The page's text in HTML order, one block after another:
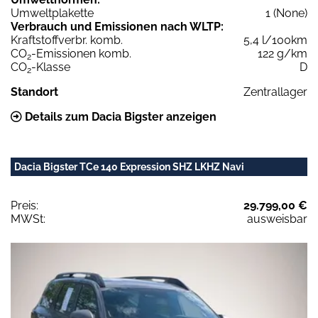
Umweltplakette
1 (None)
Verbrauch und Emissionen nach WLTP:
Kraftstoffverbr. komb.
5,4 l/100km
CO2-Emissionen komb.
122 g/km
CO2-Klasse
D
Standort
Zentrallager
Details zum Dacia Bigster anzeigen
Dacia Bigster TCe 140 Expression SHZ LKHZ Navi
Preis:
29.799,00 €
MWSt:
ausweisbar